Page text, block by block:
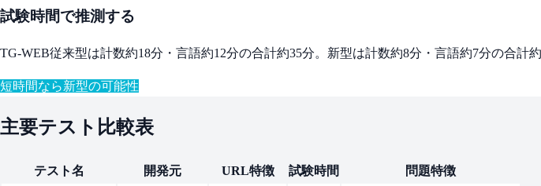
試験時間で推測する
TG-WEB従来型は計数約18分・言語約12分の合計約35分。新型は計数約8分・言語約7分の合計
短時間なら新型の可能性
主要テスト比較表
テスト名 開発元 URL特徴 試験時間
問題特徴